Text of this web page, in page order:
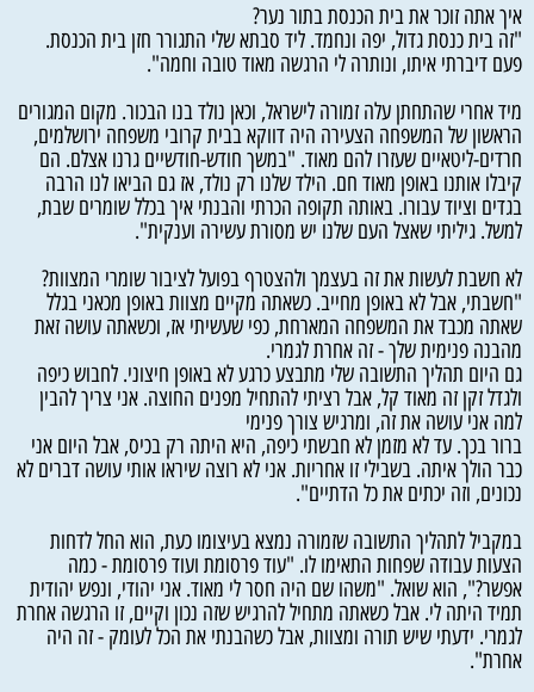
איך אתה זוכר את בית הכנסת בתור נער?
"זה בית כנסת גדול, יפה ונחמד. ליד סבתא שלי התגורר חזן בית הכנסת.
פעם דיברתי איתו, ונותרה לי הרגשה מאוד טובה וחמה".
מיד אחרי שהתחתן עלה זמורה לישראל, וכאן נולד בנו הבכור. מקום המגורים
הראשון של המשפחה הצעירה היה דווקא בבית קרובי משפחה ירושלמים,
חרדים-ליטאיים שעזרו להם מאוד. "במשך חודש-חודשיים גרנו אצלם. הם
קיבלו אותנו באופן מאוד חם. הילד שלנו רק נולד, אז גם הביאו לנו הרבה
בגדים וציוד עבורו. באותה תקופה הכרתי והבנתי איך בכלל שומרים שבת,
למשל. גיליתי שאצל העם שלנו יש מסורת עשירה וענקית".
לא חשבת לעשות את זה בעצמך ולהצטרף בפועל לציבור שומרי המצוות?
"חשבתי, אבל לא באופן מחייב. כשאתה מקיים מצוות באופן מכאני בגלל
שאתה מכבד את המשפחה המארחת, כפי שעשיתי אז, וכשאתה עושה זאת
מהבנה פנימית שלך - זה אחרת לגמרי.
גם היום תהליך התשובה שלי מתבצע כרגע לא באופן חיצוני. לחבוש כיפה
ולגדל זקן זה מאוד קל, אבל רציתי להתחיל מפנים החוצה. אני צריך להבין
למה אני עושה את זה, ומרגיש צורך פנימי
ברור בכך. עד לא מזמן לא חבשתי כיפה, היא היתה רק בכיס, אבל היום אני
כבר הולך איתה. בשבילי זו אחריות. אני לא רוצה שיראו אותי עושה דברים לא
נכונים, וזה יכתים את כל הדתיים".
במקביל לתהליך התשובה שזמורה נמצא בעיצומו כעת, הוא החל לדחות
הצעות עבודה שפחות התאימו לו. "עוד פרסומת ועוד פרסומת - כמה
אפשר?", הוא שואל. "משהו שם היה חסר לי מאוד. אני יהודי, ונפש יהודית
תמיד היתה לי. אבל כשאתה מתחיל להרגיש שזה נכון וקיים, זו הרגשה אחרת
לגמרי. ידעתי שיש תורה ומצוות, אבל כשהבנתי את הכל לעומק - זה היה
אחרת".